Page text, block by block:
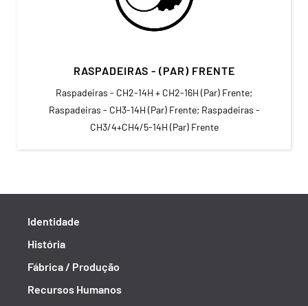
RASPADEIRAS - (PAR) FRENTE
Raspadeiras - CH2-14H + CH2-16H (Par) Frente;
Raspadeiras - CH3-14H (Par) Frente; Raspadeiras -
CH3/4+CH4/5-14H (Par) Frente
Identidade
História
Fábrica / Produção
Recursos Humanos